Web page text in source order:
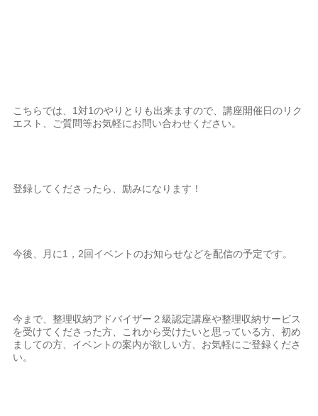
こちらでは、1対1のやりとりも出来ますので、講座開催日のリク
エスト、ご質問等お気軽にお問い合わせください。
登録してくださったら、励みになります！
今後、月に1，2回イベントのお知らせなどを配信の予定です。
今まで、整理収納アドバイザー２級認定講座や整理収納サービス
を受けてくださった方、これから受けたいと思っている方、初め
ましての方、イベントの案内が欲しい方、お気軽にご登録くださ
い。